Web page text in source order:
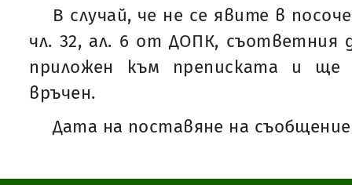
В случай, че не се явите в
чл. 32, ал. 6 от ДОПК,
приложен към преписката и ще
връчен.
Дата на поставяне на